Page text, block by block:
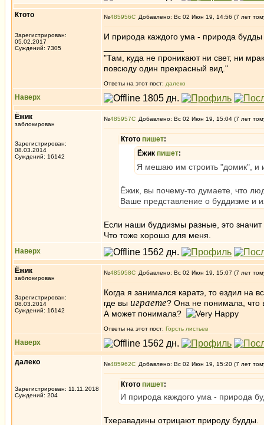
Ктото
Зарегистрирован:
05.02.2017
Суждений: 7305
№485956 Добавлено: Вс 02 Июн 19, 14:56 (7 лет
И природа каждого ума - природа будды
"Там, куда не проникают ни свет, ни
повсюду один прекрасный вид."
Ответы на этот пост: далеко
Наверх
Ёжик
заблокирован
Зарегистрирован:
08.03.2014
Суждений: 16142
№485957 Добавлено: Вс 02 Июн 19, 15:04 (7 лет
Ктото пишет:
Ёжик пишет:
Я мешаю им строить "домик", и
Ёжик, вы почему-то думаете, что
Ваше представление о буддизме и
Если наши буддизмы разные, это
Что тоже хорошо для меня.
Наверх
Ёжик
заблокирован
Зарегистрирован:
08.03.2014
Суждений: 16142
№485958 Добавлено: Вс 02 Июн 19, 15:07 (7 лет
Когда я занимался каратэ, то ездил на
где вы играете? Она не понимала, что
А может понимала?
Ответы на этот пост: Горсть листьев
Наверх
далеко
Зарегистрирован: 11.11.2018
Суждений: 204
№485962 Добавлено: Вс 02 Июн 19, 15:20 (7 лет
Ктото пишет:
И природа каждого ума - природа
Тхеравадины отрицают природу будды.